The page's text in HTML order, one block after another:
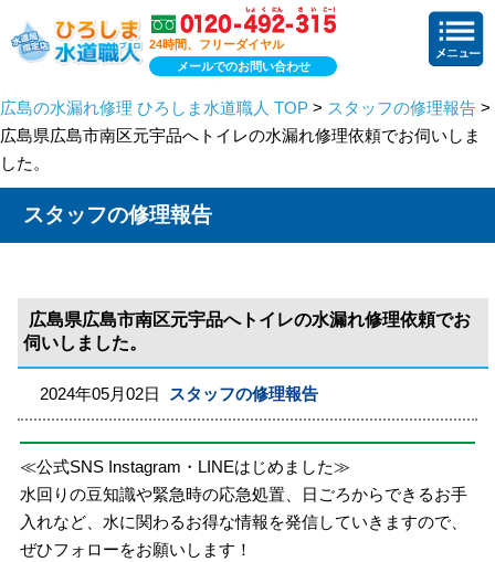
24時間、フリーダイヤル
メールでのお問い合わせ
広島の水漏れ修理 ひろしま水道職人 TOP > スタッフの修理報告 >
広島県広島市南区元宇品へトイレの水漏れ修理依頼でお伺いしま
した。
スタッフの修理報告
広島県広島市南区元宇品へトイレの水漏れ修理依頼でお
伺いしました。
2024年05月02日 スタッフの修理報告
≪公式SNS Instagram・LINEはじめました≫
水回りの豆知識や緊急時の応急処置、日ごろからできるお手
入れなど、水に関わるお得な情報を発信していきますので、
ぜひフォローをお願いします！